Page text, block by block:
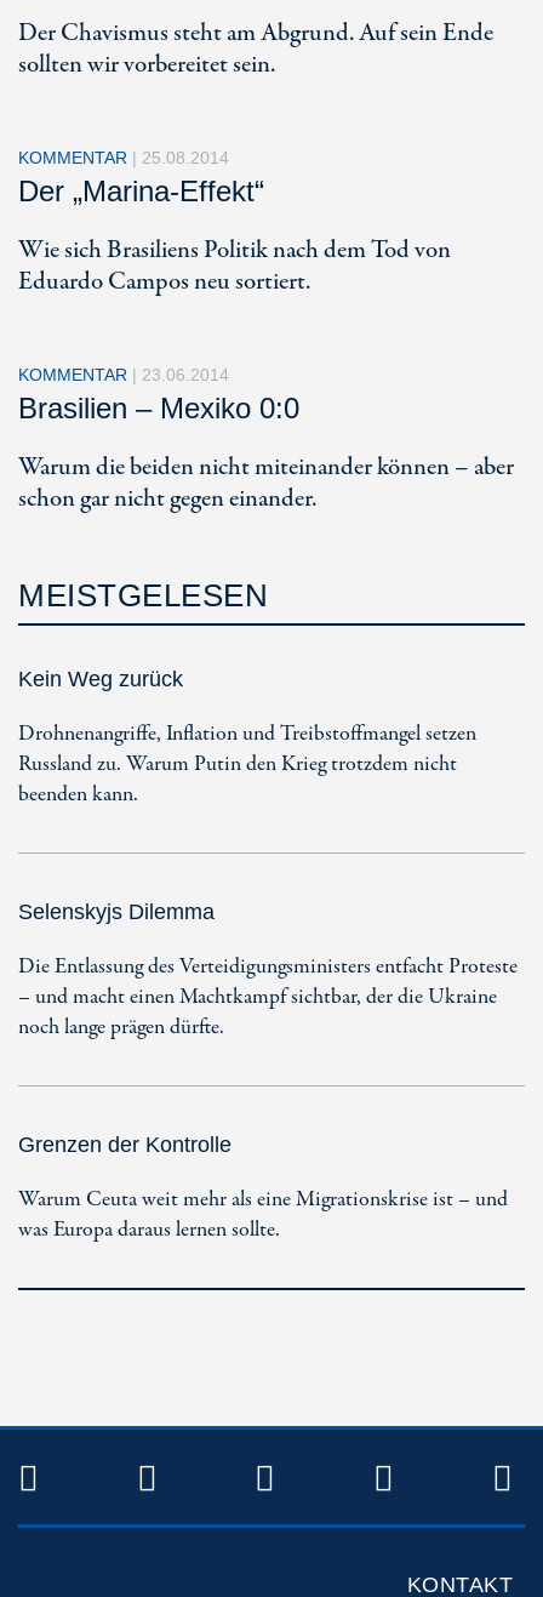
Der Chavismus steht am Abgrund. Auf sein Ende
sollten wir vorbereitet sein.
KOMMENTAR | 25.08.2014
Der „Marina-Effekt“
Wie sich Brasiliens Politik nach dem Tod von
Eduardo Campos neu sortiert.
KOMMENTAR | 23.06.2014
Brasilien – Mexiko 0:0
Warum die beiden nicht miteinander können – aber
schon gar nicht gegen einander.
MEISTGELESEN
Kein Weg zurück
Drohnenangriffe, Inflation und Treibstoffmangel setzen
Russland zu. Warum Putin den Krieg trotzdem nicht
beenden kann.
Selenskyjs Dilemma
Die Entlassung des Verteidigungsministers entfacht Proteste
– und macht einen Machtkampf sichtbar, der die Ukraine
noch lange prägen dürfte.
Grenzen der Kontrolle
Warum Ceuta weit mehr als eine Migrationskrise ist – und
was Europa daraus lernen sollte.
TWITTERFACEBOOKINSTAGRAM
KONTAKT